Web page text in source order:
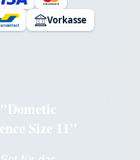
Vorkasse
Size 11"